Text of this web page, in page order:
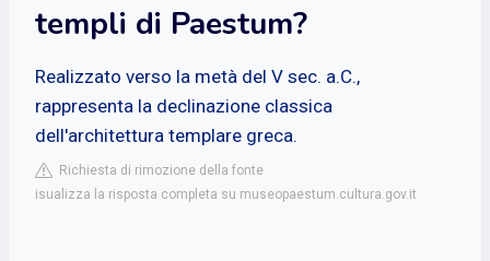
templi di Paestum?
Realizzato verso la metà del V sec. a.C.,
rappresenta la declinazione classica
dell'architettura templare greca.
Richiesta di rimozione della fonte
isualizza la risposta completa su museopaestum.cultura.gov.it